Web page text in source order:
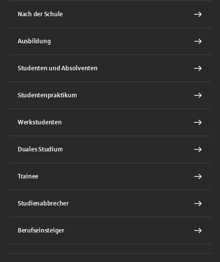
Nach der Schule
Ausbildung
Studenten und Absolventen
Studentenpraktikum
Werkstudenten
Duales Studium
Trainee
Studienabbrecher
Berufseinsteiger